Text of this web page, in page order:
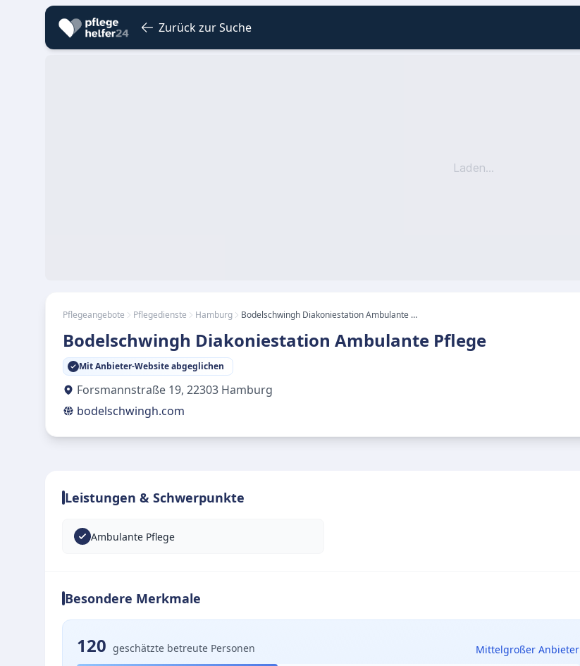
Zurück zur Suche
Laden...
Pflegeangebote Pflegedienste Hamburg Bodelschwingh Diakoniestation Ambulante Pflege
Bodelschwingh Diakoniestation Ambulante Pflege
Mit Anbieter-Website abgeglichen
Forsmannstraße 19, 22303 Hamburg
bodelschwingh.com
Leistungen & Schwerpunkte
Ambulante Pflege
Besondere Merkmale
120 geschätzte betreute Personen Mittelgroßer Anbieter